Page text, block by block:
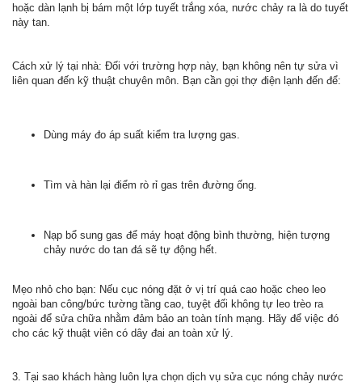
hoặc dàn lạnh bị bám một lớp tuyết trắng xóa, nước chảy ra là do tuyết
này tan.
Cách xử lý tại nhà: Đối với trường hợp này, bạn không nên tự sửa vì
liên quan đến kỹ thuật chuyên môn. Bạn cần gọi thợ điện lạnh đến để:
Dùng máy đo áp suất kiểm tra lượng gas.
Tìm và hàn lại điểm rò rỉ gas trên đường ống.
Nạp bổ sung gas để máy hoạt động bình thường, hiện tượng
chảy nước do tan đá sẽ tự động hết.
Mẹo nhỏ cho bạn: Nếu cục nóng đặt ở vị trí quá cao hoặc cheo leo
ngoài ban công/bức tường tầng cao, tuyệt đối không tự leo trèo ra
ngoài để sửa chữa nhằm đảm bảo an toàn tính mạng. Hãy để việc đó
cho các kỹ thuật viên có dây đai an toàn xử lý.
3. Tại sao khách hàng luôn lựa chọn dịch vụ sửa cục nóng chảy nước